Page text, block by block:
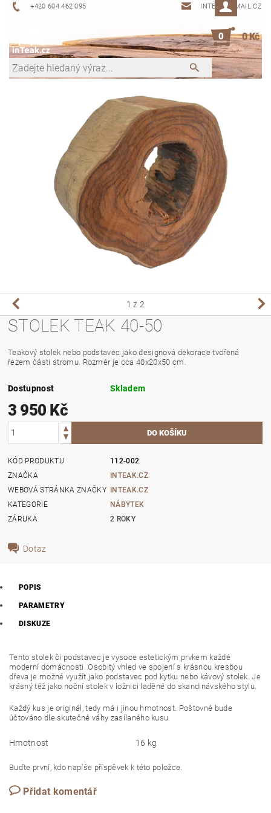
+420 604 462 095 INTEAK@EMAIL.CZ
0 0 Kč
1 z 2
STOLEK TEAK 40-50
Teakový stolek nebo podstavec jako designová dekorace tvořená
řezem části stromu. Rozměr je cca 40x20x50 cm.
Dostupnost Skladem
3 950 Kč
KÓD PRODUKTU
112-002
ZNAČKA
INTEAK.CZ
WEBOVÁ STRÁNKA ZNAČKY INTEAK.CZ
KATEGORIE
NÁBYTEK
ZÁRUKA
2 ROKY
Dotaz
POPIS
PARAMETRY
DISKUZE
Tento stolek či podstavec je vysoce estetickým prvkem každé
moderní domácnosti. Osobitý vhled ve spojení s krásnou kresbou
dřeva je možné využít jako podstavec pod kytku nebo kávový stolek. Je
krásný též jako noční stolek v ložnici laděné do skandinávského stylu.
Každý kus je originál, tedy má i jinou hmotnost. Poštovné bude
účtováno dle skutečné váhy zasílaného kusu.
Hmotnost 16 kg
Buďte první, kdo napíše příspěvek k této položce.
Přidat komentář